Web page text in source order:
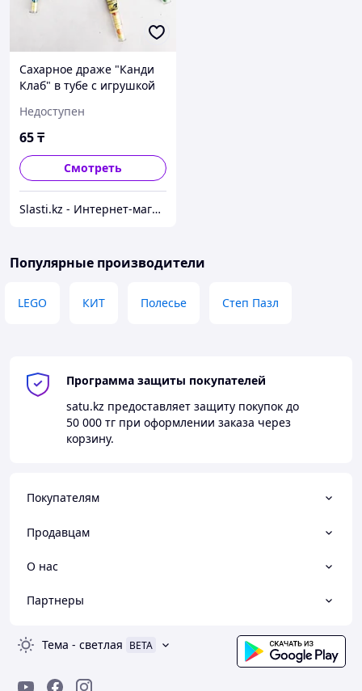
Сахарное драже "Канди
Клаб" в тубе с игрушкой
упаковке)
Недоступен
65₸
Смотреть
Slasti.kz - Интернет-магазин сладостей
Популярные производители
LEGO КИТ Полесье Степ Пазл
Программа защиты покупателей
satu.kz предоставляет защиту покупок до
50 000 тг при оформлении заказа через
корзину.
Покупателям
Продавцам
О нас
Партнеры
Тема - светлая BETA